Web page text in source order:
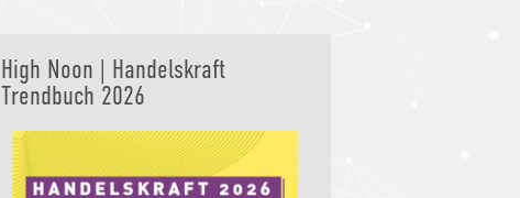
High Noon | Handelskraft
Trendbuch 2026